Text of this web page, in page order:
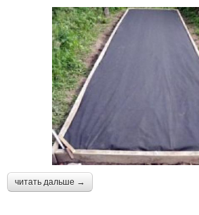
читать дальше →